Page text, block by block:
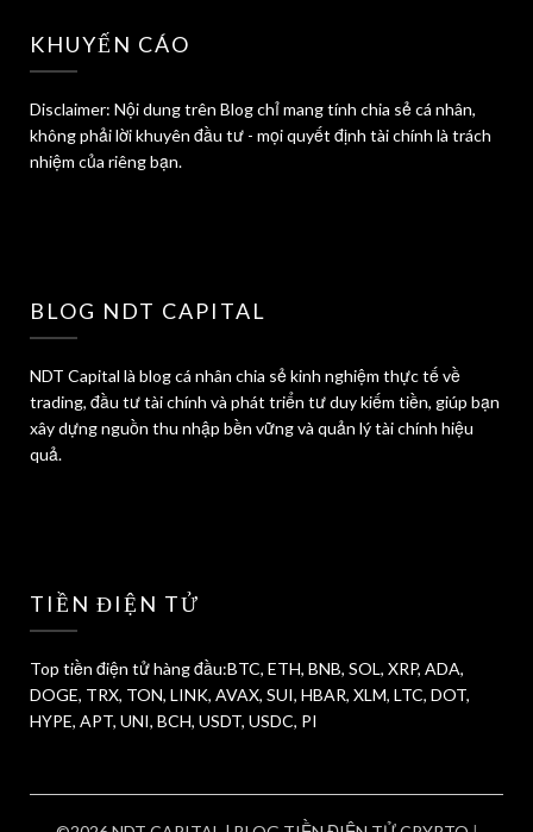
KHUYẾN CÁO
Disclaimer: Nội dung trên Blog chỉ mang tính chia sẻ cá nhân,
không phải lời khuyên đầu tư - mọi quyết định tài chính là trách
nhiệm của riêng bạn.
BLOG NDT CAPITAL
NDT Capital là blog cá nhân chia sẻ kinh nghiệm thực tế về
trading, đầu tư tài chính và phát triển tư duy kiếm tiền, giúp bạn
xây dựng nguồn thu nhập bền vững và quản lý tài chính hiệu
quả.
TIỀN ĐIỆN TỬ
Top tiền điện tử hàng đầu:BTC, ETH, BNB, SOL, XRP, ADA,
DOGE, TRX, TON, LINK, AVAX, SUI, HBAR, XLM, LTC, DOT,
HYPE, APT, UNI, BCH, USDT, USDC, PI